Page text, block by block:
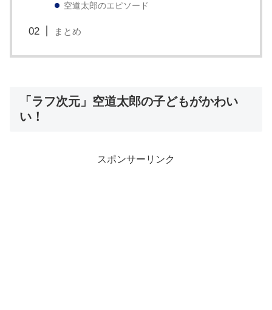
空道太郎のエピソード
まとめ
「ラフ次元」空道太郎の子どもがかわい
い！
スポンサーリンク